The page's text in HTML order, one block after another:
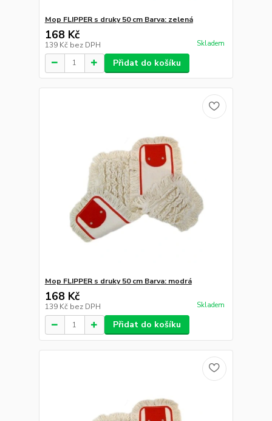
Mop FLIPPER s druky 50 cm Barva: zelená
168 Kč
139 Kč bez DPH Skladem
Přidat do košíku
Mop FLIPPER s druky 50 cm Barva: modrá
168 Kč
139 Kč bez DPH Skladem
Přidat do košíku